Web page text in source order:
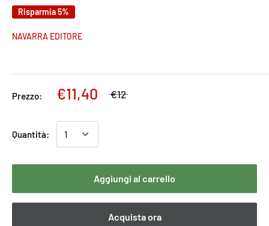
Risparmia 5%
NAVARRA EDITORE
Prezzo: €11,40 €12
Quantità:
Aggiungi al carrello
Acquista ora